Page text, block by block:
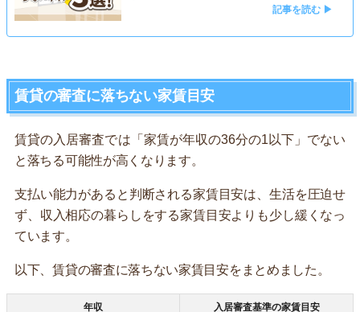
記事を読む ▶
賃貸の審査に落ちない家賃目安
賃貸の入居審査では「家賃が年収の36分の1以下」でない
と落ちる可能性が高くなります。
支払い能力があると判断される家賃目安は、生活を圧迫せ
ず、収入相応の暮らしをする家賃目安よりも少し緩くなっ
ています。
以下、賃貸の審査に落ちない家賃目安をまとめました。
年収 入居審査基準の家賃目安